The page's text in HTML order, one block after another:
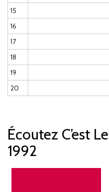
15
16
17
18
19
20
Écoutez C’est
1992